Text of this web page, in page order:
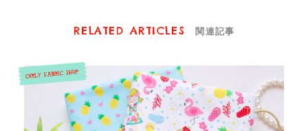
RELATED ARTICLES 関連記事